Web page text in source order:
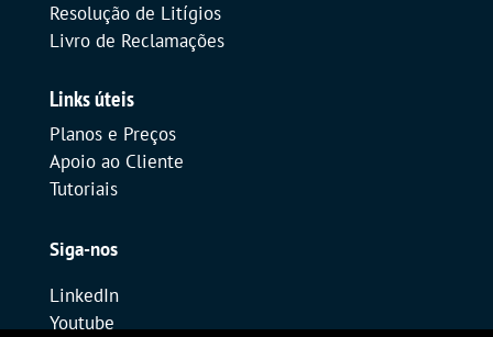
Resolução de Litígios
Livro de Reclamações
Links úteis
Planos e Preços
Apoio ao Cliente
Tutoriais
Siga-nos
LinkedIn
Youtube